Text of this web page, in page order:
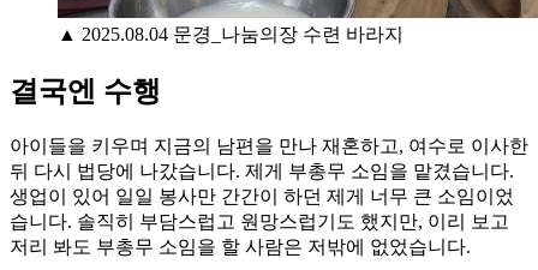
▲ 2025.08.04 문경_나눔의장 수련 바라지
결국엔 수행
아이들을 키우며 지금의 남편을 만나 재혼하고, 여수로 이사한
뒤 다시 법당에 나갔습니다. 제게 부총무 소임을 맡겼습니다.
생업이 있어 일일 봉사만 간간이 하던 제게 너무 큰 소임이었
습니다. 솔직히 부담스럽고 원망스럽기도 했지만, 이리 보고
저리 봐도 부총무 소임을 할 사람은 저밖에 없었습니다.